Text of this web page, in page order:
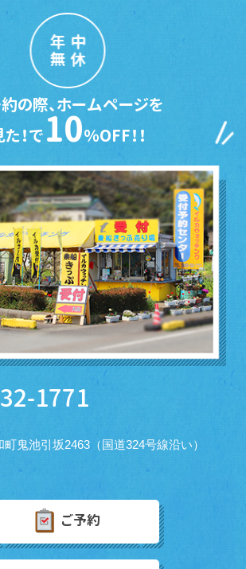
年中
無休
の際、ホームページを
！で10％OFF！！
1771
鬼池引坂2463（国道324号線沿い）
ご予約